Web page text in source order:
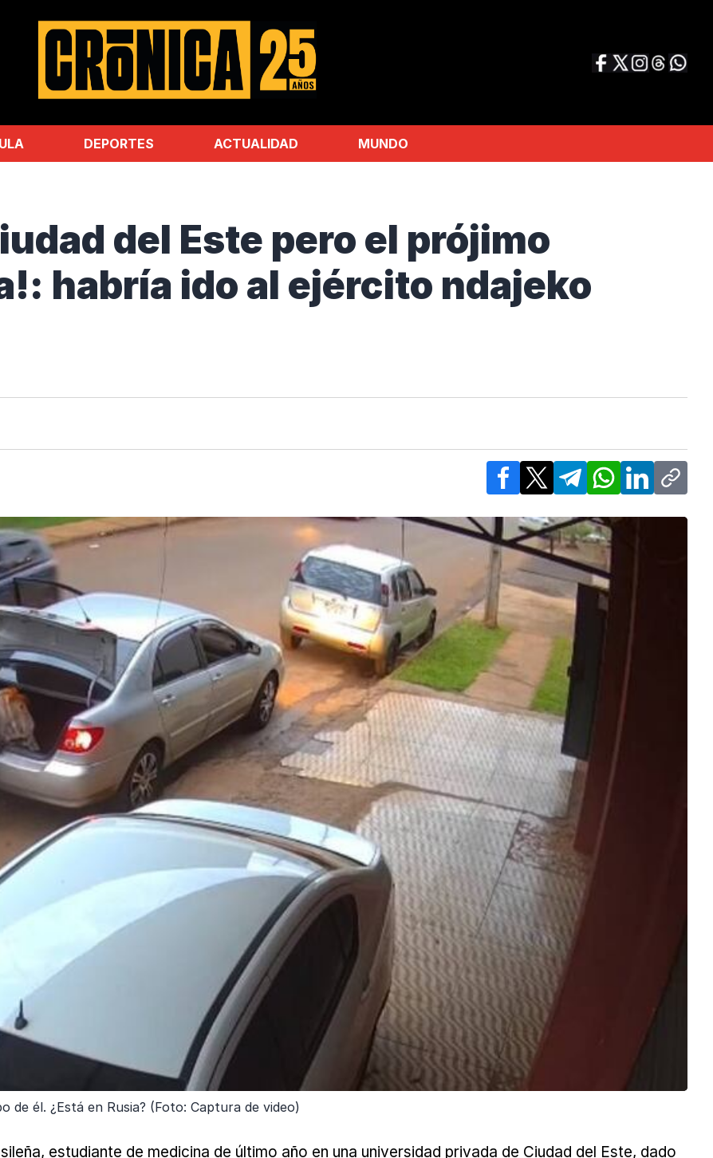
DEPORTES ACTUALIDAD MUNDO
del Este pero el prójimo
habría ido al ejército ndajeko
Facebook
X TelegramWhatsApp
LinkedInCopy
él. ¿Está en Rusia? (Foto: Captura de video)
estudiante de medicina de último año en una universidad privada de Ciudad del Este, dado